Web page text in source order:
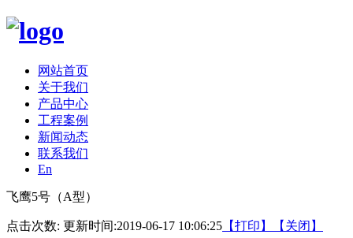
网站首页
关于我们
产品中心
工程案例
新闻动态
联系我们
En
飞鹰5号（A型）
点击次数: 更新时间:2019-06-17 10:06:25 【打印】 【关闭】